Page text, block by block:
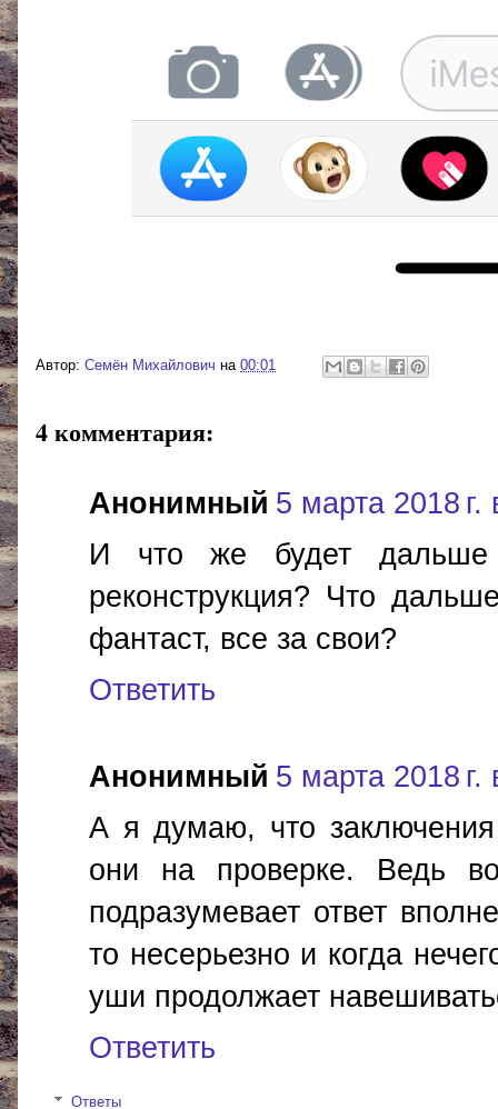
Автор: Cемён Михайлович на 00:01
4 комментария:
Анонимный 5 марта 2018 г.
И что же будет дальше
реконструкция? Что
фантаст, все за свои?
Ответить
Анонимный 5 марта 2018 г.
А я думаю, что
они на проверке. Ведь
подразумевает ответ
то несерьезно и когда
уши продолжает
Ответить
Ответы